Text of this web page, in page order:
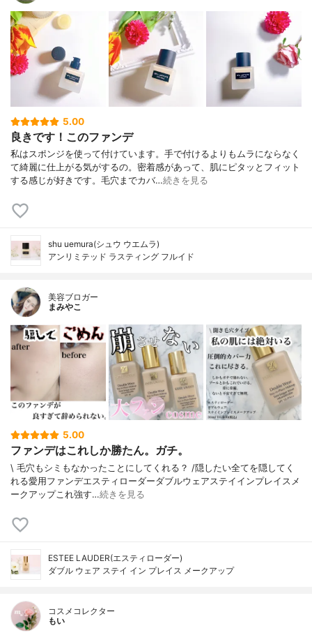
5.00
良きです！このファンデ
私はスポンジを使って付けています。手で付けるよりもムラにならなく
て綺麗に仕上がる気がするの。密着感があって、肌にピタッとフィット
する感じが好きです。毛穴までカバ…続きを見る
shu uemura(シュウ ウエムラ)
アンリミテッド ラスティング フルイド
美容ブロガー
まみやこ
5.00
ファンデはこれしか勝たん。ガチ。
\ 毛穴もシミもなかったことにしてくれる？ /⁡⁡隠したい全てを隠してく
れる愛用ファンデ⁡エスティローダーダブルウェアステイインプレイスメ
ークアップ⁡⁡これ強す…続きを見る
ESTEE LAUDER(エスティローダー)
ダブル ウェア ステイ イン プレイス メークアップ
コスメコレクター
もい